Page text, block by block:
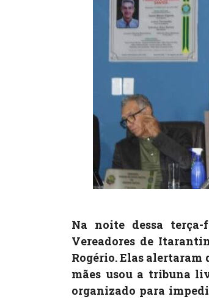
Na noite dessa terça-
Vereadores de
Rogério. Elas alertaram
mães usou a tribuna
organizado para